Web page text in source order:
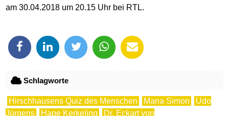
am 30.04.2018 um 20.15 Uhr bei RTL.
Schlagworte
Hirschhausens Quiz des Menschen Maria Simon
Udo
Jürgens
Hape Kerkeling
Dr. Eckart von